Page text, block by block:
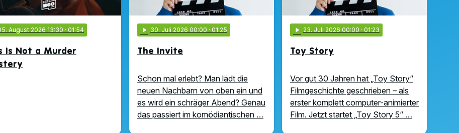
. August 2026 13:30 · 01:54
Is Not a Murder
play_arrow 30. Juli 2026 00:00 · 01:25
The Invite
Schon mal erlebt? Man lädt die
neuen Nachbarn von oben ein und
es wird ein schräger Abend? Genau
das passiert im komödiantischen …
play_arrow 23. Juli 2026 00:00 · 01:23
Toy Story
Vor gut 30 Jahren hat „Toy Story“
Filmgeschichte geschrieben – als
erster komplett computer-animierter
Film. Jetzt startet „Toy Story 5“ …